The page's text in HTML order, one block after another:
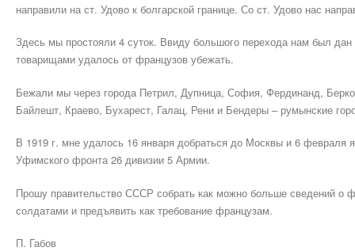
направили на ст. Удово к болгарской границе. Со ст. Удово нас
Здесь мы простояли 4 суток. Ввиду большого перехода нам был
товарищами удалось от французов убежать.
Бежали мы через города Петрил, Дупница, София, Фердинанд,
Байлешт, Краево, Бухарест, Галац, Рени и Бендеры – румынские
В 1919 г. мне удалось 16 января добраться до Москвы и 6 февраля
Уфимского фронта 26 дивизии 5 Армии.
Прошу правительство СССР собрать как можно больше сведений о
солдатами и предъявить как требование французам.
П. Габов